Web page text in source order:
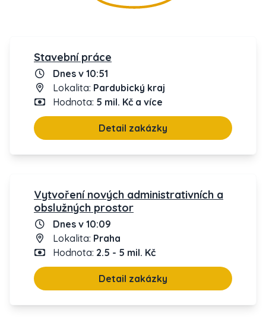
Stavební práce
Dnes v 10:51
Lokalita: Pardubický kraj
Hodnota: 5 mil. Kč a více
Detail zakázky
Vytvoření nových administrativních a
obslužných prostor
Dnes v 10:09
Lokalita: Praha
Hodnota: 2.5 - 5 mil. Kč
Detail zakázky